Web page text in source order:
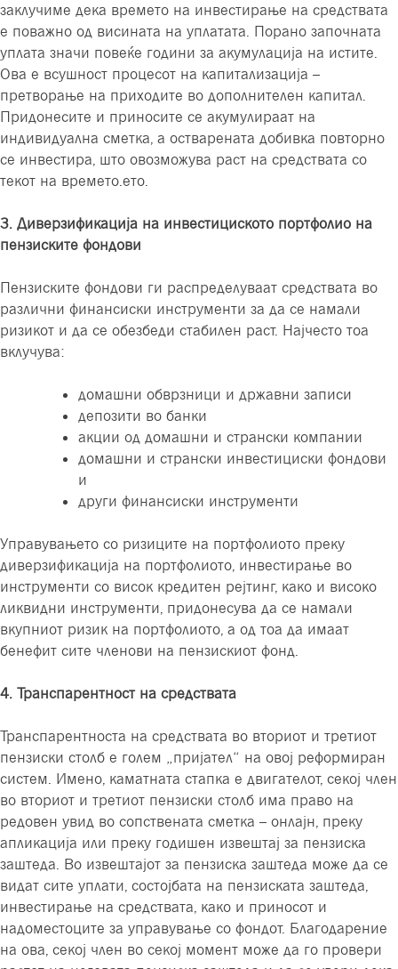
заклучиме дека времето на инвестирање на средствата
е поважно од висината на уплатата. Порано започната
уплата значи повеќе години за акумулација на истите.
Ова е всушност процесот на капитализација –
претворање на приходите во дополнителен капитал.
Придонесите и приносите се акумулираат на
индивидуална сметка, а остварената добивка повторно
се инвестира, што овозможува раст на средствата со
текот на времето.ето.
3. Диверзификација на инвестициското портфолио на
пензиските фондови
Пензиските фондови ги распределуваат средствата во
различни финансиски инструменти за да се намали
ризикот и да се обезбеди стабилен раст. Најчесто тоа
вклучува:
домашни обврзници и државни записи
депозити во банки
акции од домашни и странски компании
домашни и странски инвестициски фондови
и
други финансиски инструменти
Управувањето со ризиците на портфолиото преку
диверзификација на портфолиото, инвестирање во
инструменти со висок кредитен рејтинг, како и високо
ликвидни инструменти, придонесува да се намали
вкупниот ризик на портфолиото, а од тоа да имаат
бенефит сите членови на пензискиот фонд.
4. Транспарентност на средствата
Транспарентноста на средствата во вториот и третиот
пензиски столб е голем „пријател“ на овој реформиран
систем. Имено, каматната стапка е двигателот, секој член
во вториот и третиот пензиски столб има право на
редовен увид во сопствената сметка – онлајн, преку
апликација или преку годишен извештај за пензиска
заштеда. Во извештајот за пензиска заштеда може да се
видат сите уплати, состојбата на пензиската заштеда,
инвестирање на средствата, како и приносот и
надоместоците за управување со фондот. Благодарение
на ова, секој член во секој момент може да го провери